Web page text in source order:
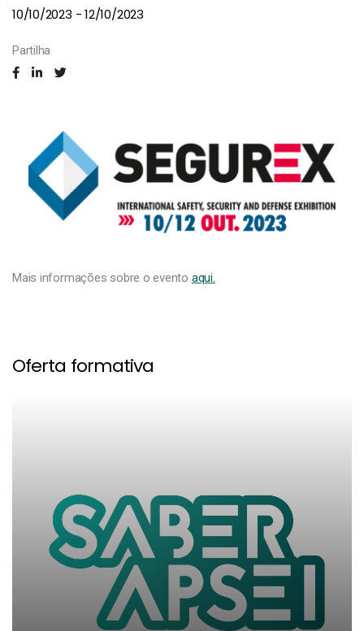
10/10/2023 - 12/10/2023
Partilha
Mais informações sobre o evento aqui.
Oferta formativa